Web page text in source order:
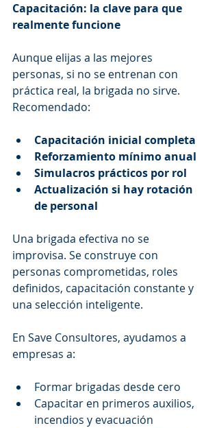
Capacitación: la clave para que
realmente funcione
Aunque elijas a las mejores
personas, si no se entrenan con
práctica real, la brigada no sirve.
Recomendado:
Capacitación inicial completa
Reforzamiento mínimo anual
Simulacros prácticos por rol
Actualización si hay rotación
de personal
Una brigada efectiva no se
improvisa. Se construye con
personas comprometidas, roles
definidos, capacitación constante y
una selección inteligente.
En Save Consultores, ayudamos a
empresas a:
Formar brigadas desde cero
Capacitar en primeros auxilios,
incendios y evacuación